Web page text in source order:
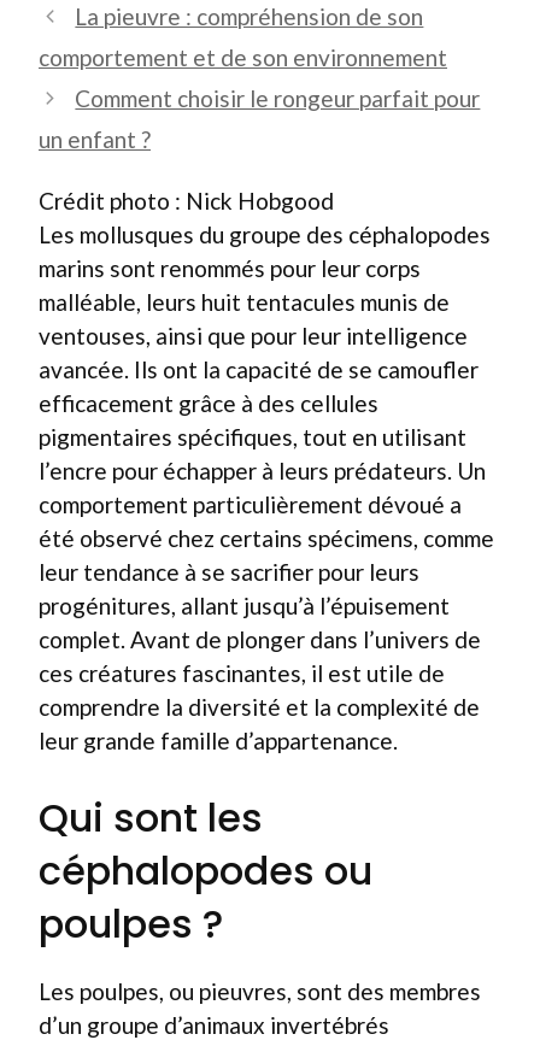
La pieuvre : compréhension de son
comportement et de son environnement
Comment choisir le rongeur parfait pour
un enfant ?
Crédit photo : Nick Hobgood
Les mollusques du groupe des céphalopodes
marins sont renommés pour leur corps
malléable, leurs huit tentacules munis de
ventouses, ainsi que pour leur intelligence
avancée. Ils ont la capacité de se camoufler
efficacement grâce à des cellules
pigmentaires spécifiques, tout en utilisant
l’encre pour échapper à leurs prédateurs. Un
comportement particulièrement dévoué a
été observé chez certains spécimens, comme
leur tendance à se sacrifier pour leurs
progénitures, allant jusqu’à l’épuisement
complet. Avant de plonger dans l’univers de
ces créatures fascinantes, il est utile de
comprendre la diversité et la complexité de
leur grande famille d’appartenance.
Qui sont les
céphalopodes ou
poulpes ?
Les poulpes, ou pieuvres, sont des membres
d’un groupe d’animaux invertébrés